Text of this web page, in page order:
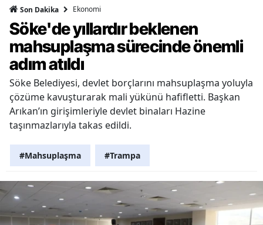
Son Dakika Ekonomi
Söke'de yıllardır beklenen
mahsuplaşma sürecinde önemli
adım atıldı
Söke Belediyesi, devlet borçlarını mahsuplaşma yoluyla
çözüme kavuşturarak mali yükünü hafifletti. Başkan
Arıkan’ın girişimleriyle devlet binaları Hazine
taşınmazlarıyla takas edildi.
#Mahsuplaşma #Trampa